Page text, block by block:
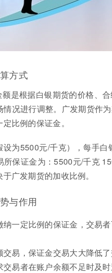
方式
是根据白银期货的价格、
况进行调整。广发期货作
比例的保证金。
为5500元/千克），每手
保证金为：5500元/千克
广发期货的加收比例。
与作用
一定比例的保证金，交易
易，保证金交易大大降低
易者在账户余额不足时及